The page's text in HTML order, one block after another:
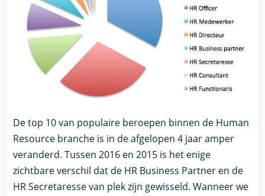
De top 10 van populaire beroepen binnen de Human
Resource branche is in de afgelopen 4 jaar amper
veranderd. Tussen 2016 en 2015 is het enige
zichtbare verschil dat de HR Business Partner en de
HR Secretaresse van plek zijn gewisseld. Wanneer we